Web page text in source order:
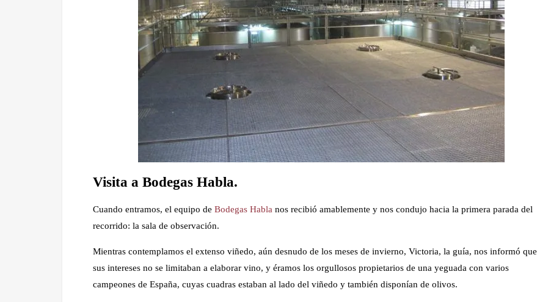
Visita a Bodegas Habla.
Cuando entramos, el equipo de Bodegas Habla nos recibió amablemente y nos condujo hacia la primera parada del
recorrido: la sala de observación.
Mientras contemplamos el extenso viñedo, aún desnudo de los meses de invierno, Victoria, la guía, nos informó que
sus intereses no se limitaban a elaborar vino, y éramos los orgullosos propietarios de una yeguada con varios
campeones de España, cuyas cuadras estaban al lado del viñedo y también disponían de olivos.